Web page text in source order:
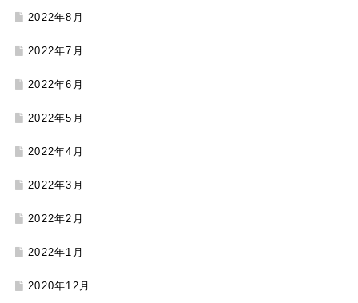
2022年8月
2022年7月
2022年6月
2022年5月
2022年4月
2022年3月
2022年2月
2022年1月
2020年12月